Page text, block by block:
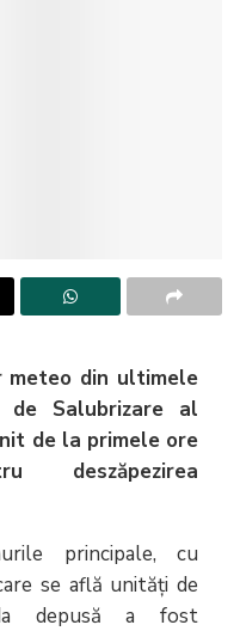
meteo din ultimele
de Salubrizare al
de la primele ore
deszăpezirea
principale, cu
se află unități de
depusă a fost